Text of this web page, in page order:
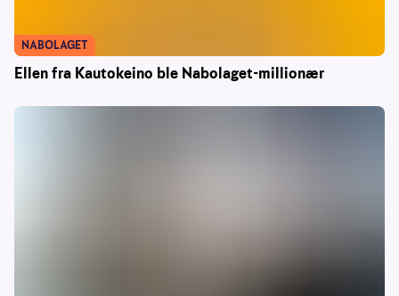
Ellen fra Kautokeino ble Nabolaget-millionær
NABOLAGET